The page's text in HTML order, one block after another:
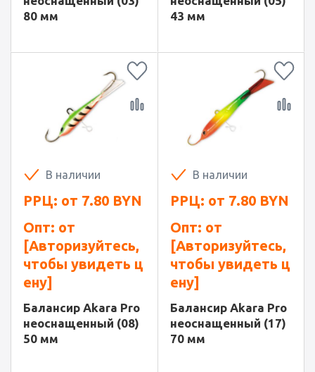
80 мм
43 мм
В наличии
РРЦ: от 7.80 BYN
Опт: от
[Авторизуйтесь,
чтобы увидеть ц
ену]
Балансир Akara Pro
неоснащенный (08)
50 мм
В наличии
РРЦ: от 7.80 BYN
Опт: от
[Авторизуйтесь,
чтобы увидеть ц
ену]
Балансир Akara Pro
неоснащенный (17)
70 мм